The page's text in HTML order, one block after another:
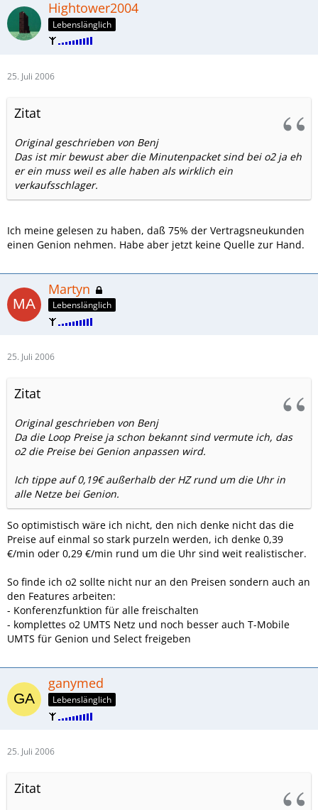
Hightower2004
Lebenslänglich
25. Juli 2006
Zitat
Original geschrieben von Benj
Das ist mir bewust aber die Minutenpacket sind bei o2 ja eh
er ein muss weil es alle haben als wirklich ein
verkaufsschlager.
Ich meine gelesen zu haben, daß 75% der Vertragsneukunden
einen Genion nehmen. Habe aber jetzt keine Quelle zur Hand.
Martyn
Lebenslänglich
25. Juli 2006
Zitat
Original geschrieben von Benj
Da die Loop Preise ja schon bekannt sind vermute ich, das
o2 die Preise bei Genion anpassen wird.
Ich tippe auf 0,19€ außerhalb der HZ rund um die Uhr in
alle Netze bei Genion.
So optimistisch wäre ich nicht, den nich denke nicht das die
Preise auf einmal so stark purzeln werden, ich denke 0,39
€/min oder 0,29 €/min rund um die Uhr sind weit realistischer.
So finde ich o2 sollte nicht nur an den Preisen sondern auch an
den Features arbeiten:
- Konferenzfunktion für alle freischalten
- komplettes o2 UMTS Netz und noch besser auch T-Mobile
UMTS für Genion und Select freigeben
ganymed
Lebenslänglich
25. Juli 2006
Zitat